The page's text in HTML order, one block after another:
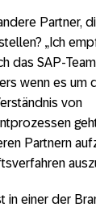
Partner,
„Ich
das SAP-
wenn es um
von
Partnern
in einer der